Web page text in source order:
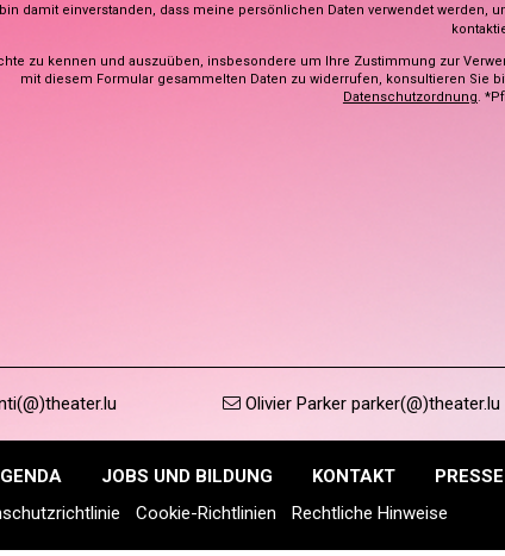
damit einverstanden, dass meine persönlichen Daten verwendet werden,
zu kennen und auszuüben, insbesondere um Ihre Zustimmung zur
mit diesem Formular gesammelten Daten zu widerrufen, konsultieren Sie
Datenschutzordnung.
Olivier Parker parker(@)theater.lu
JOBS UND BILDUNG KONTAKT PRESSE
Cookie-Richtlinien Rechtliche Hinweise